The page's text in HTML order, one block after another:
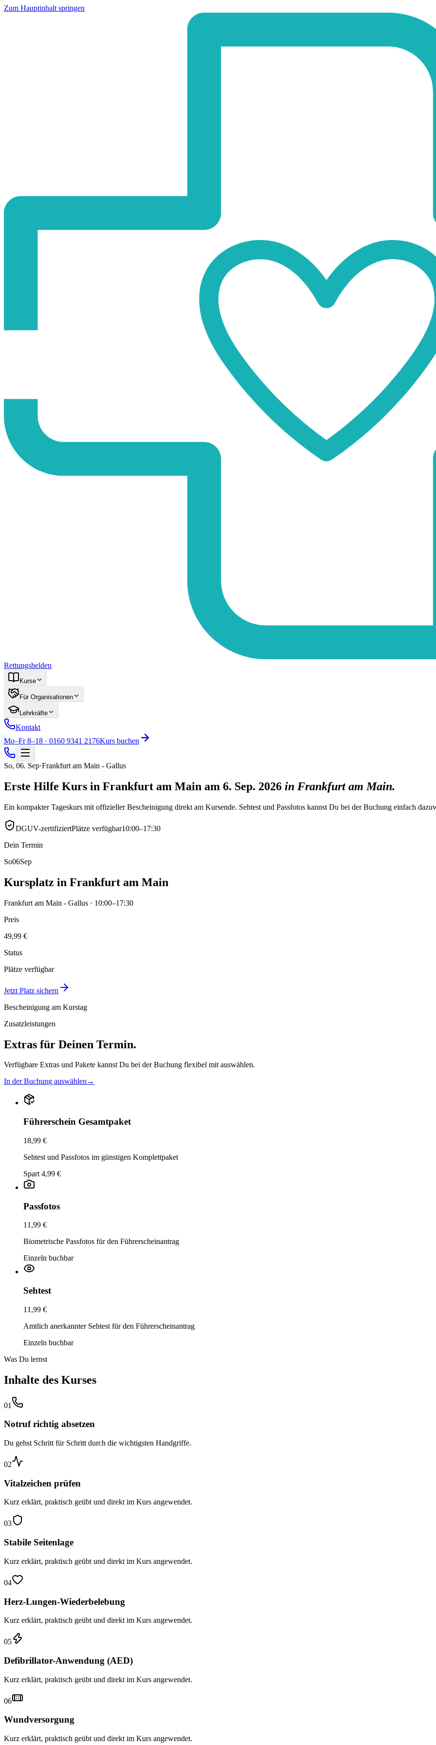
Zum Hauptinhalt springen
Rettungshelden
Kurse
Für Organisationen
Lehrkräfte
Kontakt
Mo–Fr 8–18 · 0160 9341 2176Kurs buchen
So, 06. Sep·Frankfurt am Main - Gallus
Erste Hilfe Kurs in Frankfurt am Main am 6. Sep. 2026 in Frankfurt am Main.
Ein kompakter Tageskurs mit offizieller Bescheinigung direkt am Kursende. Sehtest und Passfotos kannst Du bei der Buchung einfach
DGUV-zertifiziertPlätze verfügbar10:00–17:30
Dein Termin
So06Sep
Kursplatz in Frankfurt am Main
Frankfurt am Main - Gallus · 10:00–17:30
Preis
49,99 €
Status
Plätze verfügbar
Jetzt Platz sichern
Bescheinigung am Kurstag
Zusatzleistungen
Extras für Deinen Termin.
Verfügbare Extras und Pakete kannst Du bei der Buchung flexibel mit auswählen.
In der Buchung auswählen→
Führerschein Gesamtpaket
18,99 €
Sehtest und Passfotos im günstigen Komplettpaket
Spart 4,99 €
Passfotos
11,99 €
Biometrische Passfotos für den Führerscheinantrag
Einzeln buchbar
Sehtest
11,99 €
Amtlich anerkannter Sehtest für den Führerscheinantrag
Einzeln buchbar
Was Du lernst
Inhalte des Kurses
01
Notruf richtig absetzen
Du gehst Schritt für Schritt durch die wichtigsten Handgriffe.
02
Vitalzeichen prüfen
Kurz erklärt, praktisch geübt und direkt im Kurs angewendet.
03
Stabile Seitenlage
Kurz erklärt, praktisch geübt und direkt im Kurs angewendet.
04
Herz-Lungen-Wiederbelebung
Kurz erklärt, praktisch geübt und direkt im Kurs angewendet.
05
Defibrillator-Anwendung (AED)
Kurz erklärt, praktisch geübt und direkt im Kurs angewendet.
06
Wundversorgung
Kurz erklärt, praktisch geübt und direkt im Kurs angewendet.